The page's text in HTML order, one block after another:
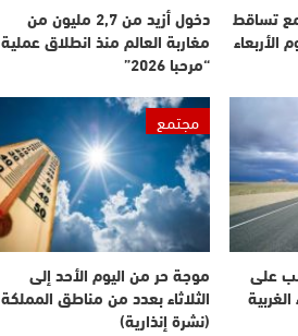
تساقط
الأربعاء
دخول أزيد من 2,7 مليون من
مغاربة العالم منذ انطلاق عملية
“مرحبا 2026”
على
مجتمع
موجة حر من اليوم الأحد إلى
الثلاثاء بعدد من مناطق المملكة
(نشرة إنذارية)